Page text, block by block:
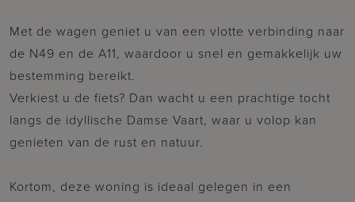
Met de wagen geniet u van een vlotte verbinding naar
de N49 en de A11, waardoor u snel en gemakkelijk uw
bestemming bereikt.
Verkiest u de fiets? Dan wacht u een prachtige tocht
langs de idyllische Damse Vaart, waar u volop kan
genieten van de rust en natuur.
Kortom, deze woning is ideaal gelegen in een